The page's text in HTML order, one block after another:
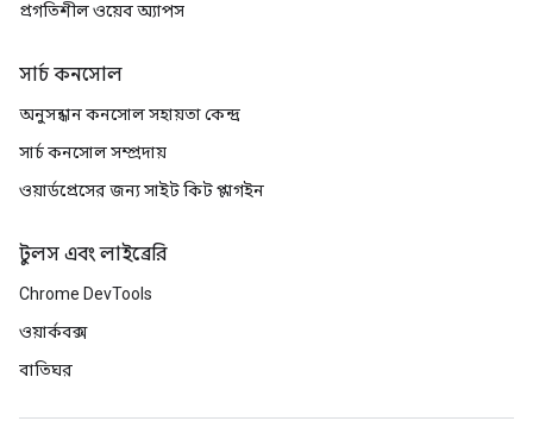
প্রগতিশীল ওয়েব অ্যাপস
সার্চ কনসোল
অনুসন্ধান কনসোল সহায়তা কেন্দ্র
সার্চ কনসোল সম্প্রদায়
ওয়ার্ডপ্রেসের জন্য সাইট কিট প্লাগইন
টুলস এবং লাইব্রেরি
Chrome DevTools
ওয়ার্কবক্স
বাতিঘর